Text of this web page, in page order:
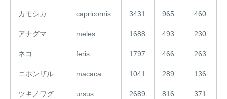
カモシカ capricornis 3431 965 460
アナグマ meles 1688 493 230
ネコ feris 1797 466 263
ニホンザル macaca 1041 289 136
ツキノワグ
ursus 2689 816 371